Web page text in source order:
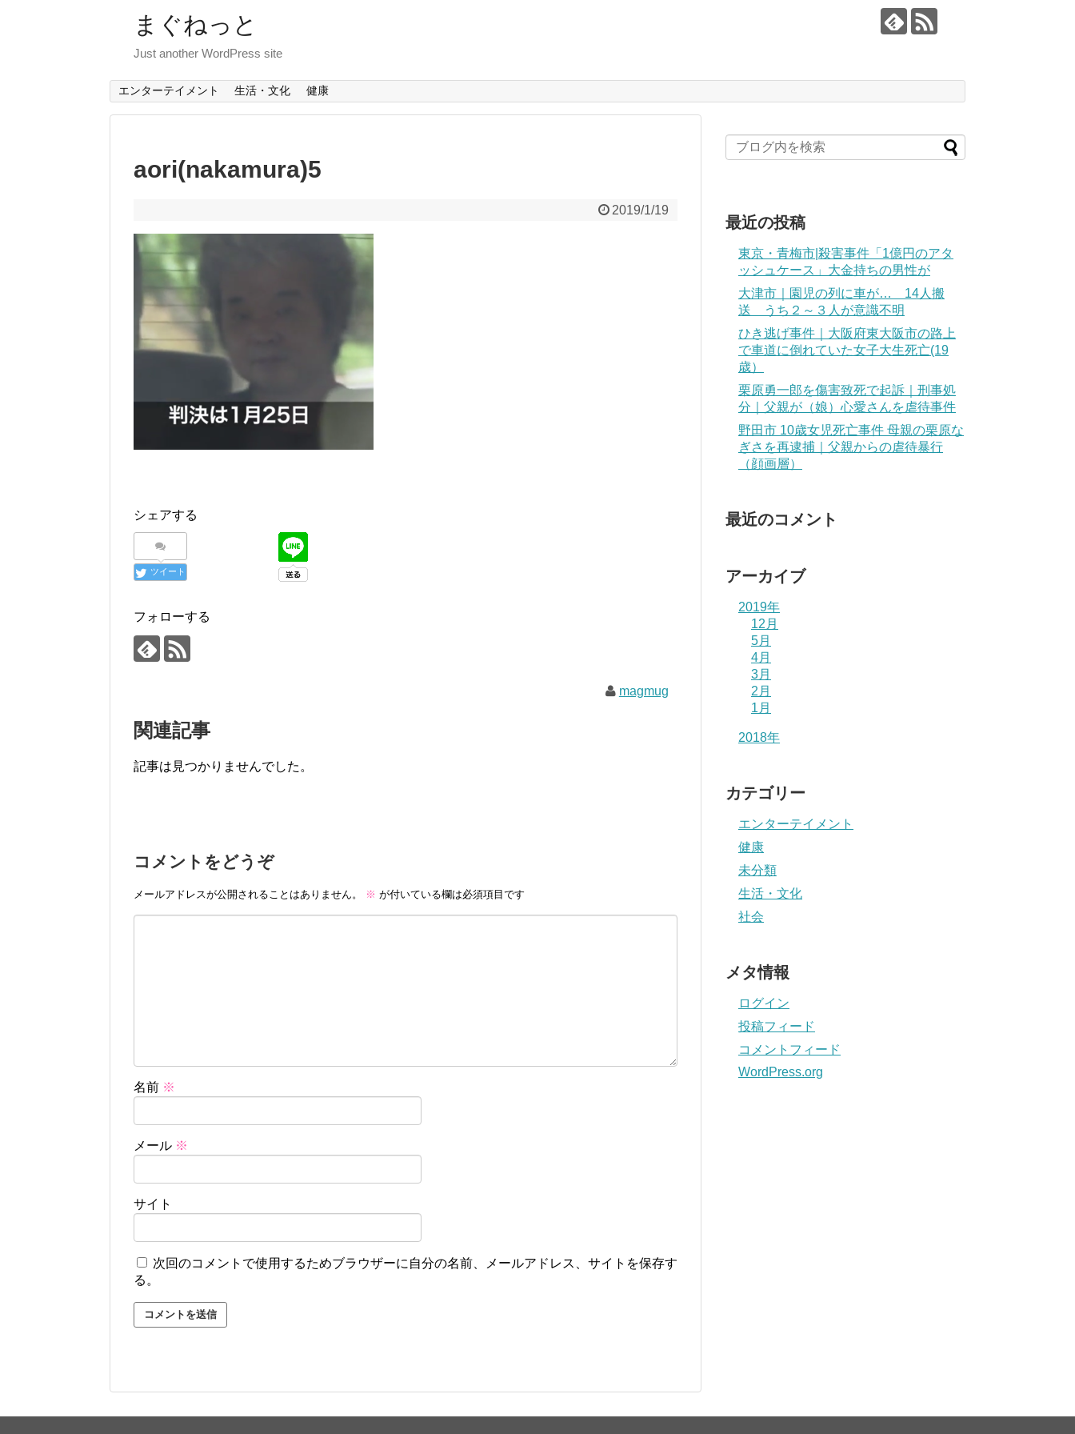
まぐねっと
Just another WordPress site
エンターテイメント 生活・文化 健康
aori(nakamura)5
2019/1/19
シェアする
ツイート
フォローする
magmug
関連記事
記事は見つかりませんでした。
コメントをどうぞ
メールアドレスが公開されることはありません。 ※ が付いている欄は必須項目です
名前 ※
メール ※
サイト
次回のコメントで使用するためブラウザーに自分の名前、メールアドレス、サイトを保存す
る。
最近の投稿
東京・青梅市|殺害事件「1億円のアタ
ッシュケース」大金持ちの男性が
大津市｜園児の列に車が… 14人搬
送 うち２～３人が意識不明
ひき逃げ事件｜大阪府東大阪市の路上
で車道に倒れていた女子大生死亡(19
歳）
栗原勇一郎を傷害致死で起訴｜刑事処
分｜父親が（娘）心愛さんを虐待事件
野田市 10歳女児死亡事件 母親の栗原な
ぎさを再逮捕｜父親からの虐待暴行
（顔画層）
最近のコメント
アーカイブ
2019年
12月
5月
4月
3月
2月
1月
2018年
カテゴリー
エンターテイメント
健康
未分類
生活・文化
社会
メタ情報
ログイン
投稿フィード
コメントフィード
WordPress.org